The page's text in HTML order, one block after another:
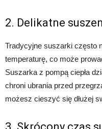
2. Delikatne
Tradycyjne suszarki często
temperaturę, co może
Suszarka z pompą ciepła
chroni ubrania przed
możesz cieszyć się dłużej